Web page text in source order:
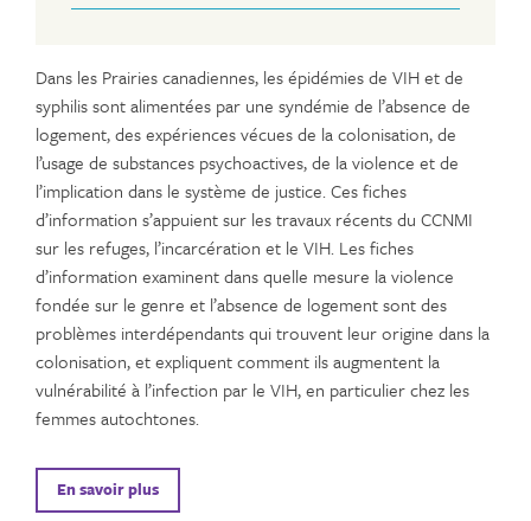
Dans les Prairies canadiennes, les épidémies de VIH et de
syphilis sont alimentées par une syndémie de l’absence de
logement, des expériences vécues de la colonisation, de
l’usage de substances psychoactives, de la violence et de
l’implication dans le système de justice. Ces fiches
d’information s’appuient sur les travaux récents du CCNMI
sur les refuges, l’incarcération et le VIH. Les fiches
d’information examinent dans quelle mesure la violence
fondée sur le genre et l’absence de logement sont des
problèmes interdépendants qui trouvent leur origine dans la
colonisation, et expliquent comment ils augmentent la
vulnérabilité à l’infection par le VIH, en particulier chez les
femmes autochtones.
En savoir plus